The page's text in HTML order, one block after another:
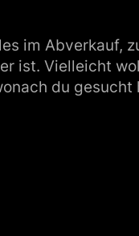
im Abverkauf,
ist. Vielleicht
du